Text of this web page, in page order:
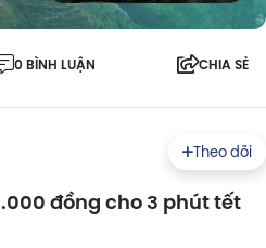
0 BÌNH LUẬN CHIA SẺ
Theo dõi
đồng cho 3 phút tết